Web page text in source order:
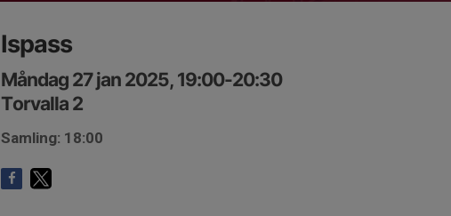
Ispass
Måndag 27 jan 2025, 19:00-20:30
Torvalla 2
Samling: 18:00